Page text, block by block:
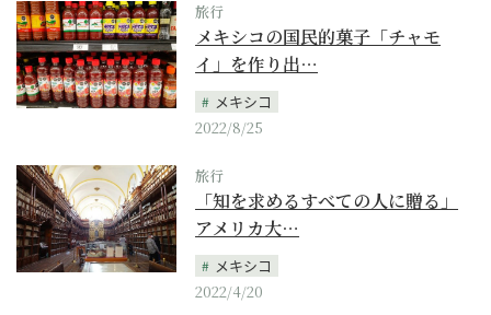
旅行
メキシコの国民的菓子「チャモ
イ」を作り出…
メキシコ
2022/8/25
旅行
「知を求めるすべての人に贈る」
アメリカ大…
メキシコ
2022/4/20